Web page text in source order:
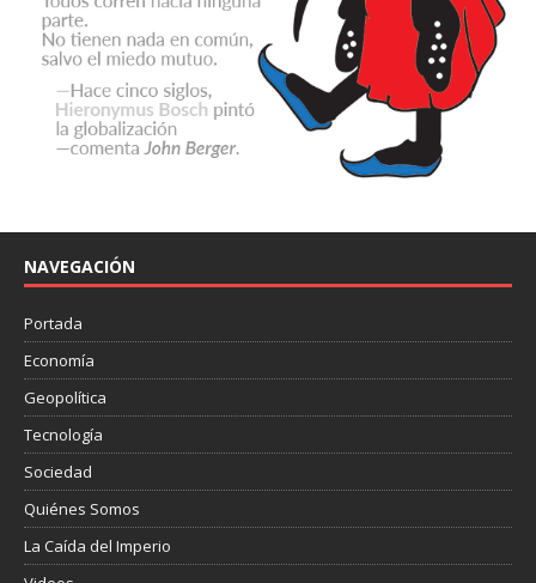
NAVEGACIÓN
Portada
Economía
Geopolítica
Tecnología
Sociedad
Quiénes Somos
La Caída del Imperio